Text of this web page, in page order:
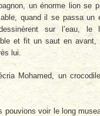
un énorme lion se
quand il se passa un
sur l’eau, le
et fit un saut en avant,
lui.
Mohamed, un
pouvions voir le long